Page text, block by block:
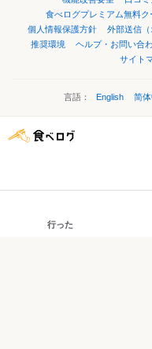
食べログプレミアム無料ク
個人情報保護方針
外部送信（
推奨環境
ヘルプ・お問い合
サイト
言語： English 简
行った